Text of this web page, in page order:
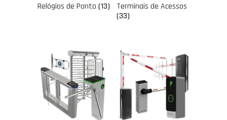
Relógios de Ponto (13)
Terminais de Acessos
(33)